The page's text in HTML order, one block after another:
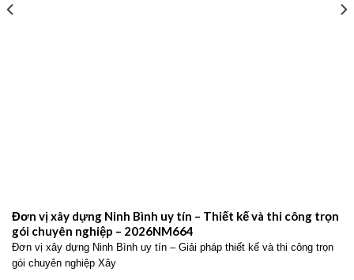
Đơn vị xây dựng Ninh Bình uy tín – Thiết kế và thi công trọn
gói chuyên nghiệp – 2026NM664
Đơn vị xây dựng Ninh Bình uy tín – Giải pháp thiết kế và thi công trọn
gói chuyên nghiệp Xây